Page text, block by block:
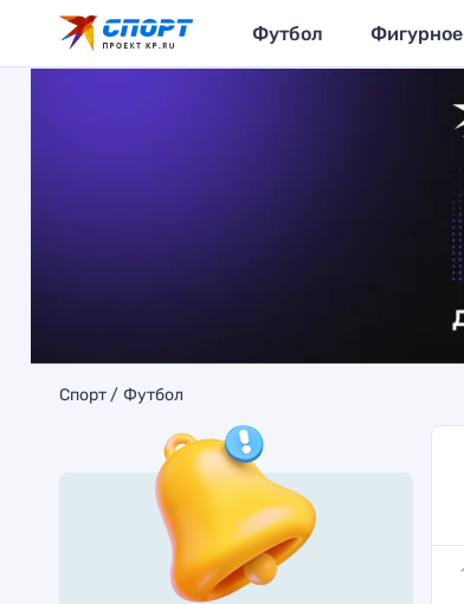
Футбол
Спорт Футбол